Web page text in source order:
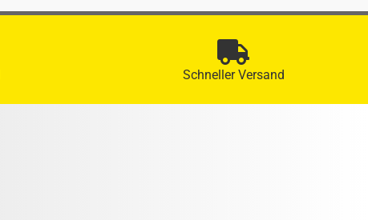
Schneller Versand